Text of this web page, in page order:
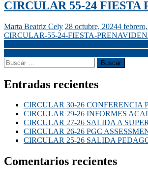
CIRCULAR 55-24 FIESTA
Marta Beatriz Cely 28 octubre, 20244
CIRCULAR-55-24-FIESTA-
Entradas recientes
CIRCULAR 30-26 CONFERENCIA
CIRCULAR 29-26 INFORMES
CIRCULAR 27-26 SALIDA A
CIRCULAR 26-26 PGC
CIRCULAR 25-26 SALIDA
Comentarios recientes